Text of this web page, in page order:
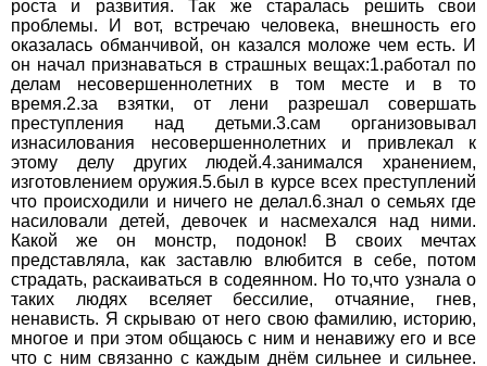
роста и развития. Так же старалась решить свои
проблемы. И вот, встречаю человека, внешность его
оказалась обманчивой, он казался моложе чем есть. И
он начал признаваться в страшных вещах:1.работал по
делам несовершеннолетних в том месте и в то
время.2.за взятки, от лени разрешал совершать
преступления над детьми.3.сам организовывал
изнасилования несовершеннолетних и привлекал к
этому делу других людей.4.занимался хранением,
изготовлением оружия.5.был в курсе всех преступлений
что происходили и ничего не делал.6.знал о семьях где
насиловали детей, девочек и насмехался над ними.
Какой же он монстр, подонок! В своих мечтах
представляла, как заставлю влюбится в себе, потом
страдать, раскаиваться в содеянном. Но то,что узнала о
таких людях вселяет бессилие, отчаяние, гнев,
ненависть. Я скрываю от него свою фамилию, историю,
многое и при этом общаюсь с ним и ненавижу его и все
что с ним связанно с каждым днём сильнее и сильнее.